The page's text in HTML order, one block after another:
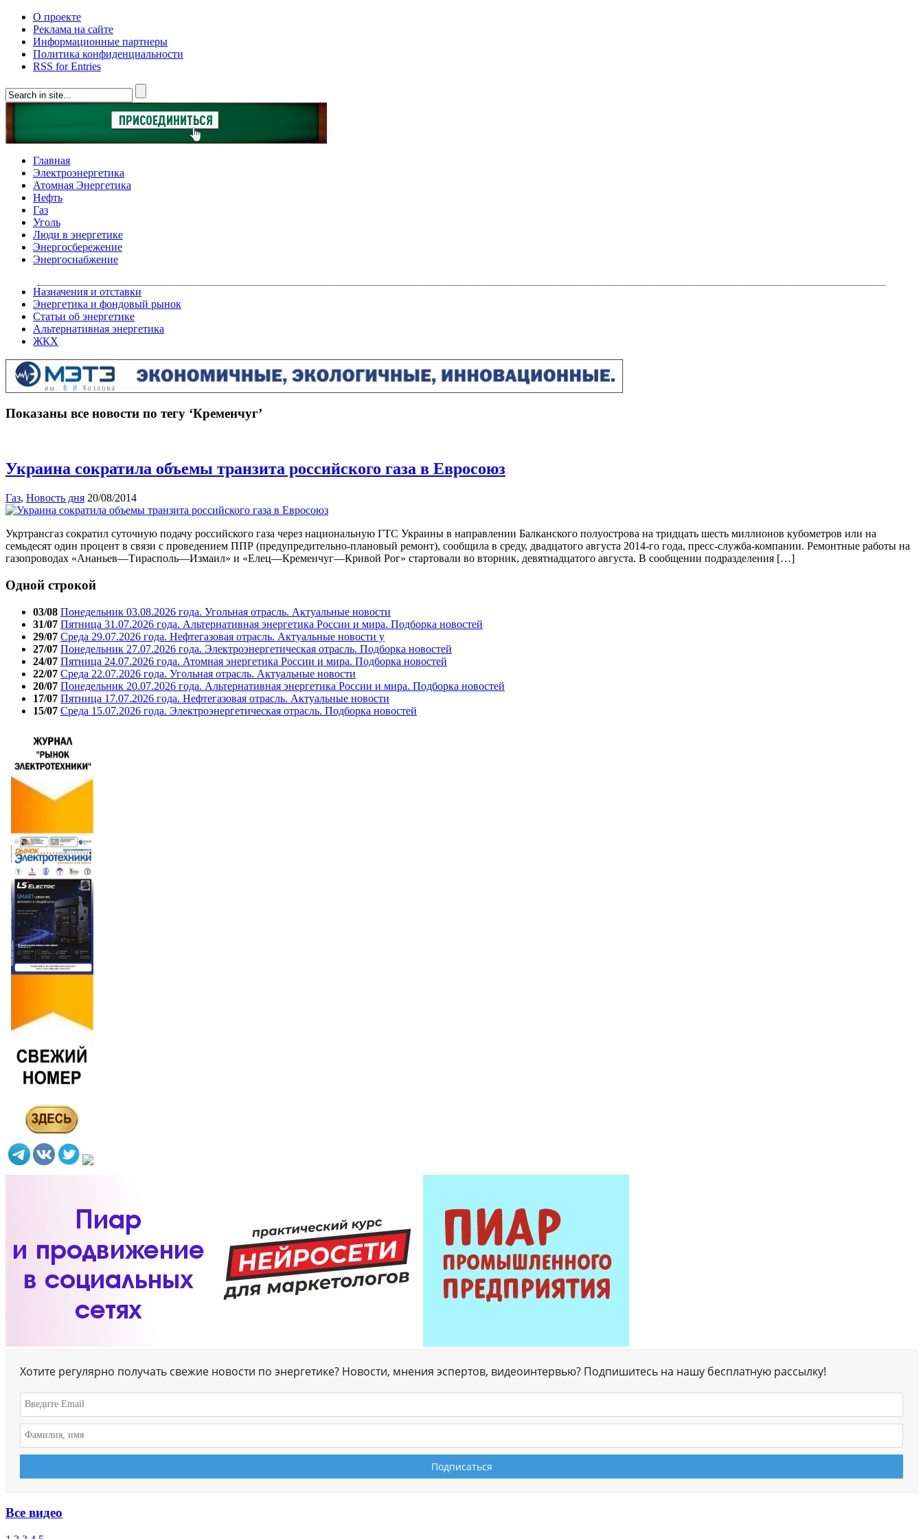
О проекте
Реклама на сайте
Информационные партнеры
Политика конфиденциальности
RSS for Entries
Главная
Электроэнергетика
Атомная Энергетика
Нефть
Газ
Уголь
Люди в энергетике
Энергосбережение
Энергоснабжение
Назначения и отставки
Энергетика и фондовый рынок
Статьи об энергетике
Альтернативная энергетика
ЖКХ
Показаны все новости по тегу ‘Кременчуг’
Украина сократила объемы транзита российского газа в Евросоюз
Газ, Новость дня 20/08/2014
Укртрансгаз сократил суточную подачу российского газа через национальную ГТС Украины в направлении Балканского полуострова на тридцать шесть миллионов кубометров или на
семьдесят один процент в связи с проведением ППР (предупредительно-плановый ремонт), сообщила в среду, двадцатого августа 2014-го года, пресс-служба-компании. Ремонтные работы на
газопроводах «Ананьев—Тирасполь—Измаил» и «Елец—Кременчуг—Кривой Рог» стартовали во вторник, девятнадцатого августа. В сообщении подразделения […]
Одной строкой
03/08 Понедельник 03.08.2026 года. Угольная отрасль. Актуальные новости
31/07 Пятница 31.07.2026 года. Альтернативная энергетика России и мира. Подборка новостей
29/07 Среда 29.07.2026 года. Нефтегазовая отрасль. Актуальные новости у
27/07 Понедельник 27.07.2026 года. Электроэнергетическая отрасль. Подборка новостей
24/07 Пятница 24.07.2026 года. Атомная энергетика России и мира. Подборка новостей
22/07 Среда 22.07.2026 года. Угольная отрасль. Актуальные новости
20/07 Понедельник 20.07.2026 года. Альтернативная энергетика России и мира. Подборка новостей
17/07 Пятница 17.07.2026 года. Нефтегазовая отрасль. Актуальные новости
15/07 Среда 15.07.2026 года. Электроэнергетическая отрасль. Подборка новостей
Хотите регулярно получать свежие новости по энергетике? Новости, мнения эспертов, видеоинтервью? Подпишитесь на нашу бесплатную рассылку!
Все видео